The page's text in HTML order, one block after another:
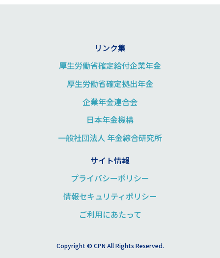
リンク集
厚生労働省確定給付企業年金
厚生労働省確定拠出年金
企業年金連合会
日本年金機構
一般社団法人 年金綜合研究所
サイト情報
プライバシーポリシー
情報セキュリティポリシー
ご利用にあたって
Copyright © CPNAll Rights Reserved.